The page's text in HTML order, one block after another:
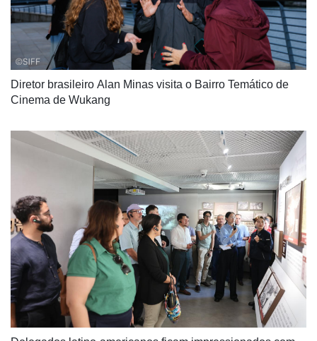
Diretor brasileiro Alan Minas visita o Bairro Temático de
Cinema de Wukang